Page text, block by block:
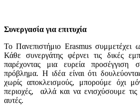
Συνεργασία για επιτυχία
Το Πανεπιστήμιο Erasmus συμμετέχει
Κάθε συνεργάτης φέρνει τις δικές
παρέχοντας μια ευρεία προσέγγιση
πρόβλημα. Η ιδέα είναι ότι
χωρίς αποκλεισμούς, μπορούμε όχι
περιοχές, αλλά και να ενισχύσουμε τις
αυτές.